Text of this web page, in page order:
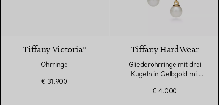
Tiffany Victoria®
Ohrringe
€ 31.900
Tiffany HardWear
Gliederohrringe mit drei
Kugeln in Gelbgold mit
€ 4.000